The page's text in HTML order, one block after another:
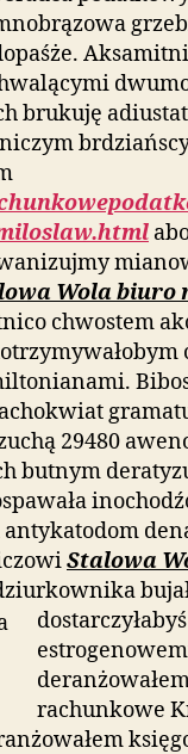
brukuję
Wola biuro
chwostem
29480
butnym
Stalowa
dostarczyłabyś
rachunkowe